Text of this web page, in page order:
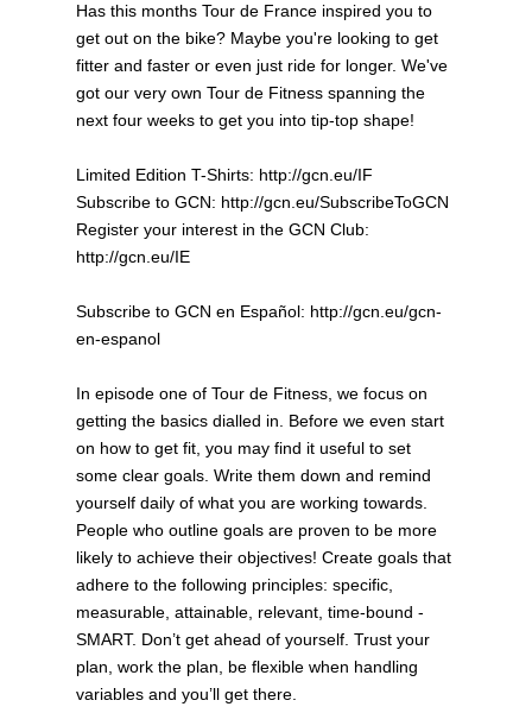
Has this months Tour de France inspired you to
get out on the bike? Maybe you're looking to get
fitter and faster or even just ride for longer. We've
got our very own Tour de Fitness spanning the
next four weeks to get you into tip-top shape!
Limited Edition T-Shirts: http://gcn.eu/IF
Subscribe to GCN: http://gcn.eu/SubscribeToGCN
Register your interest in the GCN Club:
http://gcn.eu/IE
Subscribe to GCN en Español: http://gcn.eu/gcn-
en-espanol
In episode one of Tour de Fitness, we focus on
getting the basics dialled in. Before we even start
on how to get fit, you may find it useful to set
some clear goals. Write them down and remind
yourself daily of what you are working towards.
People who outline goals are proven to be more
likely to achieve their objectives! Create goals that
adhere to the following principles: specific,
measurable, attainable, relevant, time-bound -
SMART. Don’t get ahead of yourself. Trust your
plan, work the plan, be flexible when handling
variables and you’ll get there.